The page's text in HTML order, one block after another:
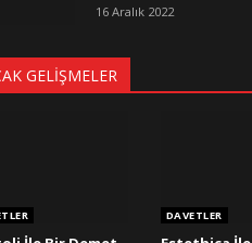
16 Aralık 2022
GELIŞMELER
DAVETLER